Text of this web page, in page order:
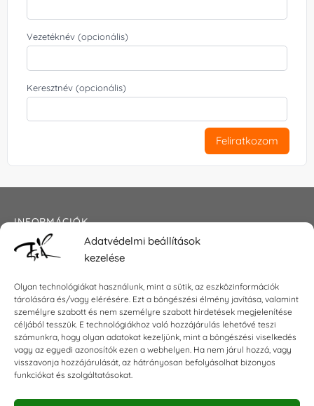
Adatvédelmi beállítások
kezelése
Olyan technológiákat használunk, mint a sütik, az eszközinformációk
tárolására és/vagy elérésére. Ezt a böngészési élmény javítása, valamint
személyre szabott és nem személyre szabott hirdetések megjelenítése
céljából tesszük. E technológiákhoz való hozzájárulás lehetővé teszi
számunkra, hogy olyan adatokat kezeljünk, mint a böngészési viselkedés
vagy az egyedi azonosítók ezen a webhelyen. Ha nem járul hozzá, vagy
visszavonja hozzájárulását, az hátrányosan befolyásolhat bizonyos
funkciókat és szolgáltatásokat.
Vezetéknév (opcionális)
Keresztnév (opcionális)
Feliratkozom
INFORMÁCIÓK
Általános szerződési feltételek
Impresszum
KAPCSOLAT
E-mail:shop@torokszilvi.com
Telefon: +36 30 6767872